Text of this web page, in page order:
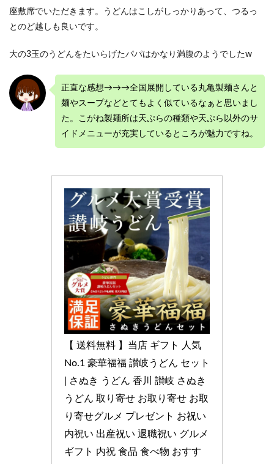
座敷席でいただきます。うどんはこしがしっかりあって、つるっ
とのど越しも良いです。
大の3玉のうどんをたいらげたパパはかなり満腹のようでしたw
正直な感想→→→全国展開している丸亀製麺さんと
麺やスープなどとてもよく似ているなぁと思いまし
た。こがね製麺所は天ぷらの種類や天ぷら以外のサ
イドメニューが充実しているところが魅力ですね。
【 送料無料 】当店 ギフト 人気
No.1 豪華福福 讃岐うどん セット
| さぬき うどん 香川 讃岐 さぬき
うどん 取り寄せ お取り寄せ お取
り寄せグルメ プレゼント お祝い
内祝い 出産祝い 退職祝い グルメ
ギフト 内祝 食品 食べ物 おすす